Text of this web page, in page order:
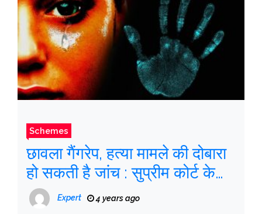
Schemes
छावला गैंगरेप, हत्या मामले की दोबारा
हो सकती है जांच : सुप्रीम कोर्ट के
वकीलExpert 4 years ago